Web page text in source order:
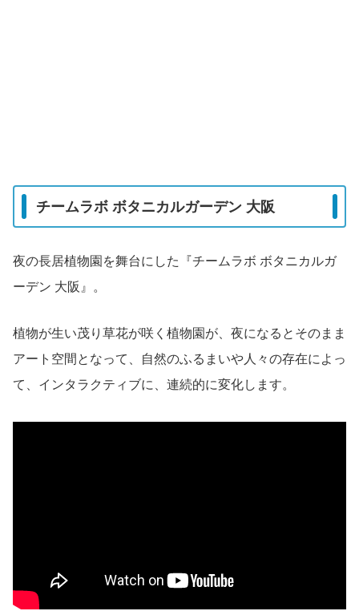
チームラボ ボタニカルガーデン 大阪
夜の長居植物園を舞台にした『チームラボ ボタニカルガ
ーデン 大阪』。
植物が生い茂り草花が咲く植物園が、夜になるとそのまま
アート空間となって、自然のふるまいや人々の存在によっ
て、インタラクティブに、連続的に変化します。